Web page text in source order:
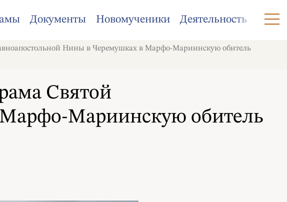
Документы Новомученики Деятельность
Нины в Черемушках в Марфо-Мариинскую обитель
Святой
Мариинскую обитель